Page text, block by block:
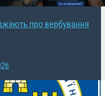
про вербування